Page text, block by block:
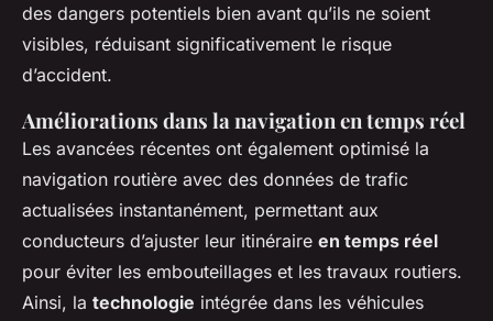
des dangers potentiels bien avant qu’ils ne soient
visibles, réduisant significativement le risque
d’accident.
Améliorations dans la navigation en temps réel
Les avancées récentes ont également optimisé la
navigation routière avec des données de trafic
actualisées instantanément, permettant aux
conducteurs d’ajuster leur itinéraire en temps réel
pour éviter les embouteillages et les travaux routiers.
Ainsi, la technologie intégrée dans les véhicules